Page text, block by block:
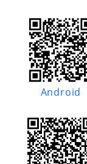
Android